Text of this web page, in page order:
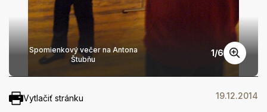
Spomienkový večer na Antona
Štubňu
1/6
Vytlačiť stránku 19.12.2014